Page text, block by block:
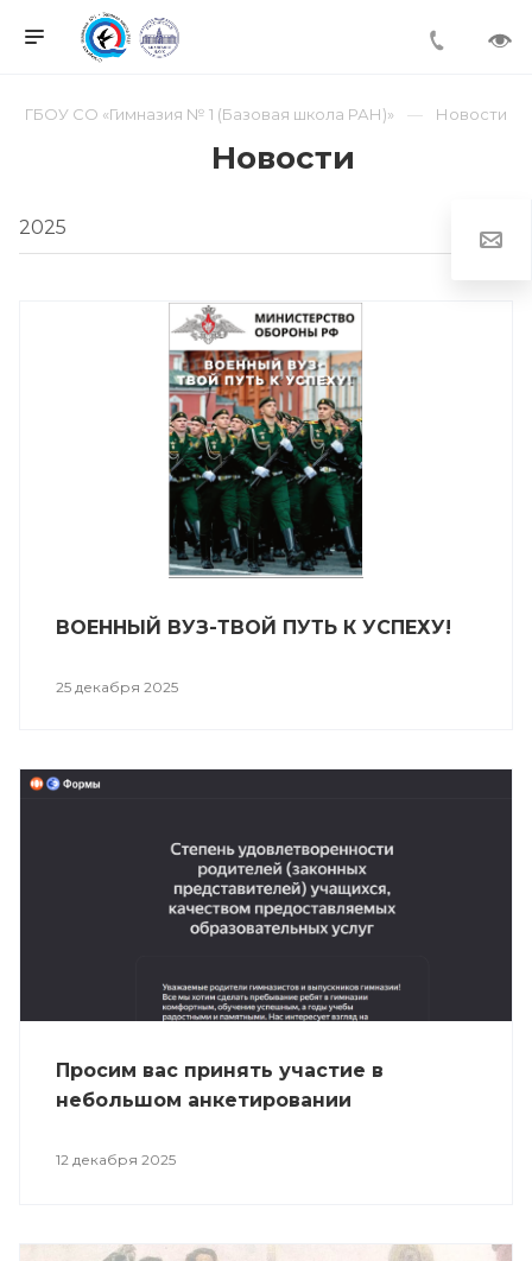
ГБОУ СО «Гимназия № 1 (Базовая школа РАН)» Новости
Новости
ВОЕННЫЙ ВУЗ-ТВОЙ ПУТЬ К УСПЕХУ!
25 декабря 2025
Просим вас принять участие в
небольшом анкетировании
12 декабря 2025